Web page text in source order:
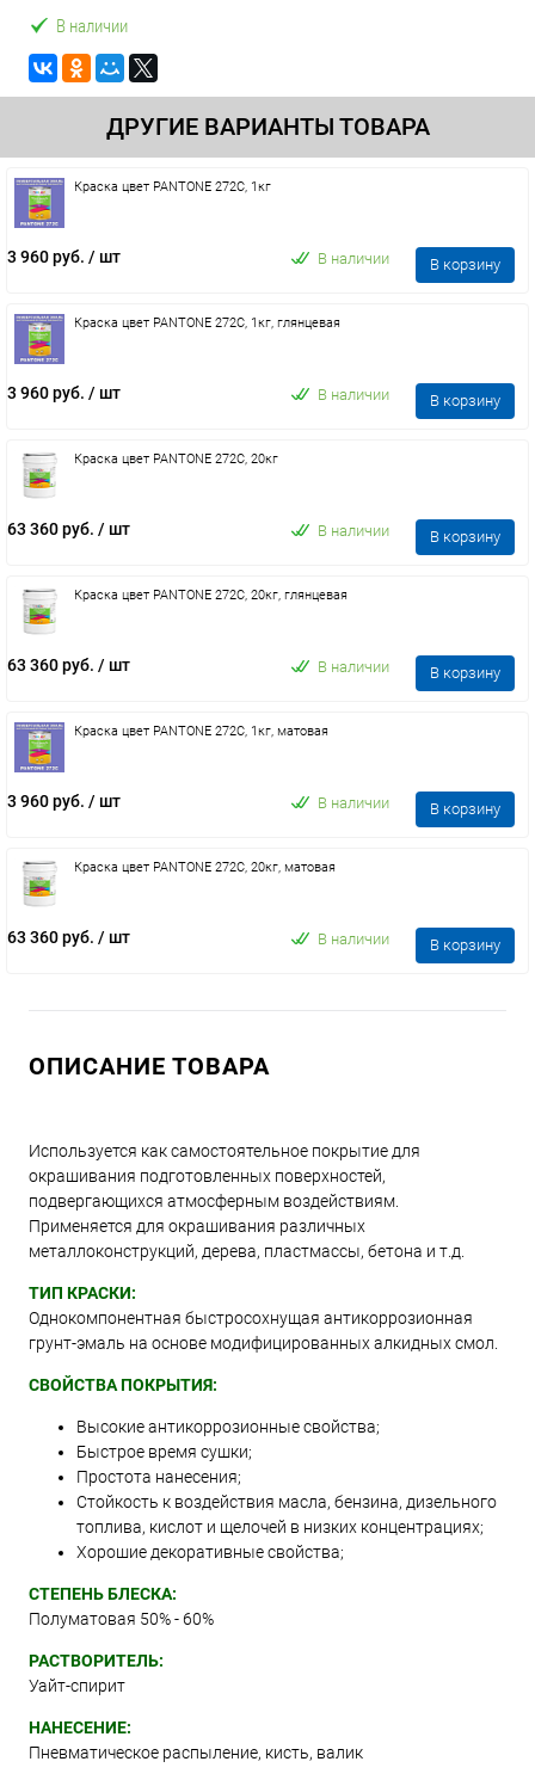
В наличии
ДРУГИЕ ВАРИАНТЫ ТОВАРА
Краска цвет PANTONE 272C, 1кг
3 960 руб. / шт В наличии В корзину
Краска цвет PANTONE 272C, 1кг, глянцевая
3 960 руб. / шт В наличии В корзину
Краска цвет PANTONE 272C, 20кг
63 360 руб. / шт В наличии В корзину
Краска цвет PANTONE 272C, 20кг, глянцевая
63 360 руб. / шт В наличии В корзину
Краска цвет PANTONE 272C, 1кг, матовая
3 960 руб. / шт В наличии В корзину
Краска цвет PANTONE 272C, 20кг, матовая
63 360 руб. / шт В наличии В корзину
ОПИСАНИЕ ТОВАРА
Используется как самостоятельное покрытие для
окрашивания подготовленных поверхностей,
подвергающихся атмосферным воздействиям.
Применяется для окрашивания различных
металлоконструкций, дерева, пластмассы, бетона и т.д.
ТИП КРАСКИ:
Однокомпонентная быстросохнущая антикоррозионная
грунт-эмаль на основе модифицированных алкидных смол.
СВОЙСТВА ПОКРЫТИЯ:
Высокие антикоррозионные свойства;
Быстрое время сушки;
Простота нанесения;
Стойкость к воздействия масла, бензина, дизельного
топлива, кислот и щелочей в низких концентрациях;
Хорошие декоративные свойства;
СТЕПЕНЬ БЛЕСКА:
Полуматовая 50% - 60%
РАСТВОРИТЕЛЬ:
Уайт-спирит
НАНЕСЕНИЕ:
Пневматическое распыление, кисть, валик